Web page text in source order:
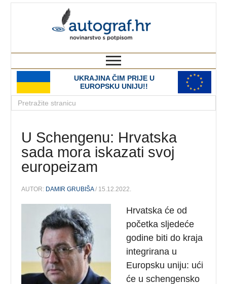
UKRAJINA ČIM PRIJE U
EUROPSKU UNIJU!!
U Schengenu: Hrvatska
sada mora iskazati svoj
europeizam
AUTOR: DAMIR GRUBIŠA/ 15.12.2022.
Hrvatska će od
početka sljedeće
godine biti do kraja
integrirana u
Europsku uniju: ući
će u schengensko